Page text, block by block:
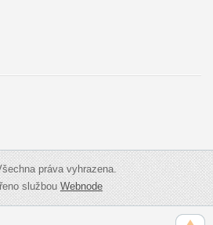
práva vyhrazena.
službouWebnode